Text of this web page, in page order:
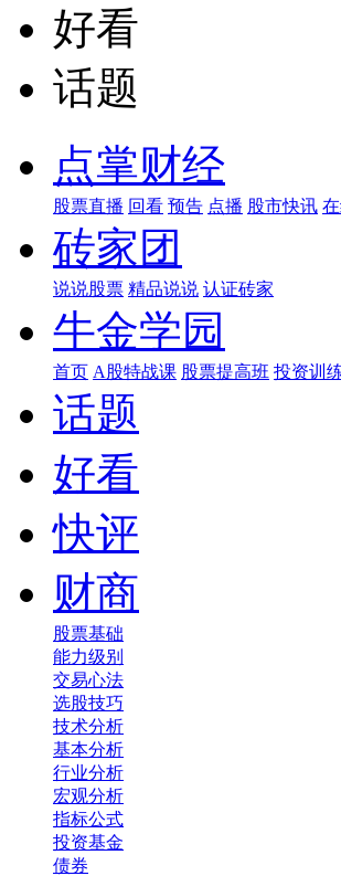
好看
话题
点掌财经
股票直播 回看 预告 点播 股市快讯
砖家团
说说股票 精品说说 认证砖家
牛金学园
首页 A股特战课 股票提高班 投资训
话题
好看
快评
财商
股票基础
能力级别
交易心法
选股技巧
技术分析
基本分析
行业分析
宏观分析
指标公式
投资基金
债券